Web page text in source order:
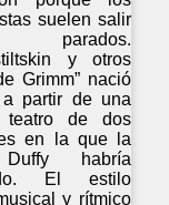
suelen salir
parados.
y otros
Grimm” nació
partir de una
de dos
en la que la
habría
El estilo
y rítmico